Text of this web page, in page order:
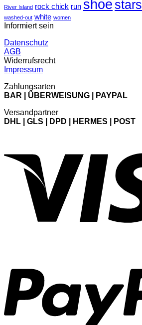
River Island rock chick run shoe stars
washed-out white women
Informiert sein
Datenschutz
AGB
Widerrufsrecht
Impressum
Zahlungsarten
BAR | ÜBERWEISUNG | PAYPAL
Versandpartner
DHL | GLS | DPD | HERMES | POST